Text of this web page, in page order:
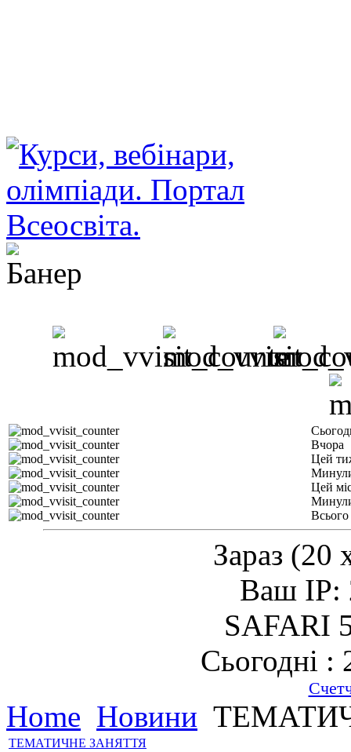
Вчора
Цей
Цей
Всього
Зараз (20
Ваш IP:
SAFARI
Сьогодні :
Home Новини
ТЕМАТИЧНЕ ЗАНЯТТЯ